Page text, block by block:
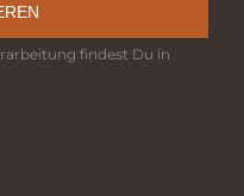
findest Du in